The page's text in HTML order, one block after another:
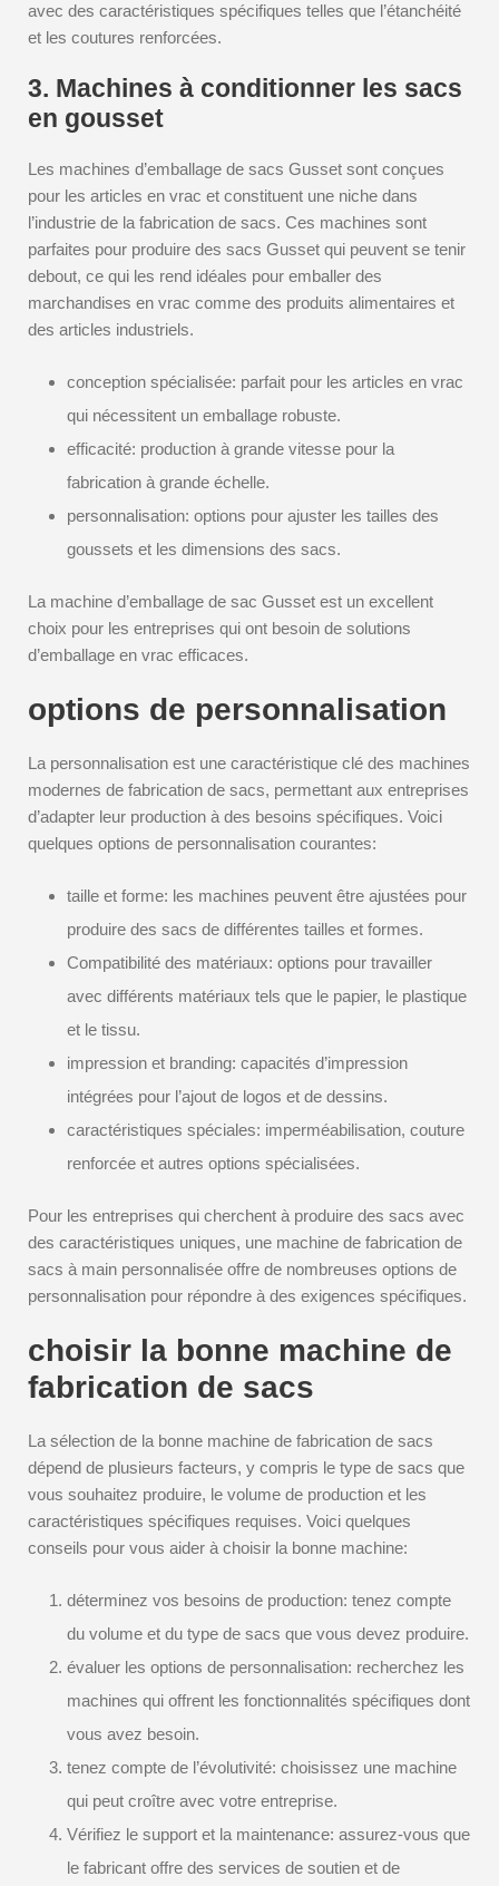
avec des caractéristiques spécifiques telles que l’étanchéité
et les coutures renforcées.
3. Machines à conditionner les sacs
en gousset
Les machines d’emballage de sacs Gusset sont conçues
pour les articles en vrac et constituent une niche dans
l’industrie de la fabrication de sacs. Ces machines sont
parfaites pour produire des sacs Gusset qui peuvent se tenir
debout, ce qui les rend idéales pour emballer des
marchandises en vrac comme des produits alimentaires et
des articles industriels.
conception spécialisée: parfait pour les articles en vrac
qui nécessitent un emballage robuste.
efficacité: production à grande vitesse pour la
fabrication à grande échelle.
personnalisation: options pour ajuster les tailles des
goussets et les dimensions des sacs.
La machine d’emballage de sac Gusset est un excellent
choix pour les entreprises qui ont besoin de solutions
d’emballage en vrac efficaces.
options de personnalisation
La personnalisation est une caractéristique clé des machines
modernes de fabrication de sacs, permettant aux entreprises
d’adapter leur production à des besoins spécifiques. Voici
quelques options de personnalisation courantes:
taille et forme: les machines peuvent être ajustées pour
produire des sacs de différentes tailles et formes.
Compatibilité des matériaux: options pour travailler
avec différents matériaux tels que le papier, le plastique
et le tissu.
impression et branding: capacités d’impression
intégrées pour l’ajout de logos et de dessins.
caractéristiques spéciales: imperméabilisation, couture
renforcée et autres options spécialisées.
Pour les entreprises qui cherchent à produire des sacs avec
des caractéristiques uniques, une machine de fabrication de
sacs à main personnalisée offre de nombreuses options de
personnalisation pour répondre à des exigences spécifiques.
choisir la bonne machine de
fabrication de sacs
La sélection de la bonne machine de fabrication de sacs
dépend de plusieurs facteurs, y compris le type de sacs que
vous souhaitez produire, le volume de production et les
caractéristiques spécifiques requises. Voici quelques
conseils pour vous aider à choisir la bonne machine:
déterminez vos besoins de production: tenez compte
du volume et du type de sacs que vous devez produire.
évaluer les options de personnalisation: recherchez les
machines qui offrent les fonctionnalités spécifiques dont
vous avez besoin.
tenez compte de l’évolutivité: choisissez une machine
qui peut croître avec votre entreprise.
Vérifiez le support et la maintenance: assurez-vous que
le fabricant offre des services de soutien et de